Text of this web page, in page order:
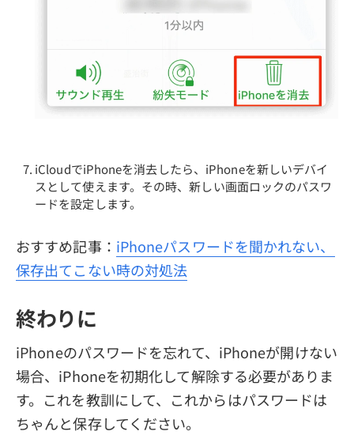
iCloudでiPhoneを消去したら、iPhoneを新しいデバイ
スとして使えます。その時、新しい画面ロックのパスワ
ードを設定します。
おすすめ記事： iPhoneパスワードを聞かれない、
保存出てこない時の対処法
終わりに
iPhoneのパスワードを忘れて、iPhoneが開けない
場合、iPhoneを初期化して解除する必要がありま
す。これを教訓にして、これからはパスワードは
ちゃんと保存してください。